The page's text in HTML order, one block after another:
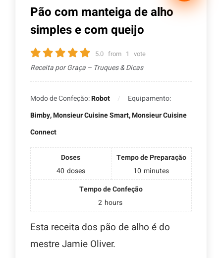
Pão com manteiga de alho
simples e com queijo
5.0 from 1 vote
Receita por Graça – Truques & Dicas
Modo de Confeção:Robot
Equipamento:
Bimby, Monsieur Cuisine Smart, Monsieur Cuisine
Connect
Doses
40 doses
Tempo de Preparação
10 minutes
Tempo de Confeção
2 hours
Esta receita dos pão de alho é do
mestre Jamie Oliver.